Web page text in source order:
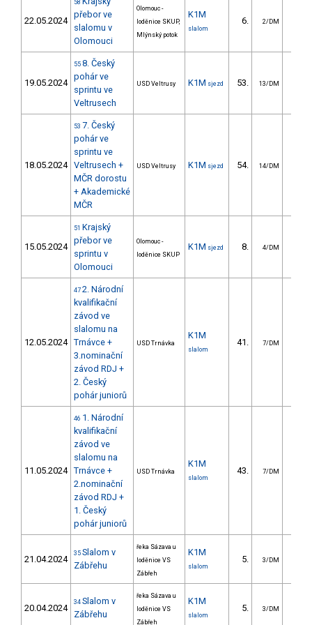
22.05.2024
58
přebor ve
slalomu v
Olomouci
Olomouc -
loděnice SKUP,
Mlýnský potok
K1M
slalom
6. 2/DM
19.05.2024
55 8. Český
pohár ve
sprintu ve
Veltrusech
USD Veltrusy K1M sjezd 53. 13/DM
18.05.2024
53 7. Český
pohár ve
sprintu ve
Veltrusech +
MČR dorostu
+ Akademické
MČR
USD Veltrusy K1M sjezd 54. 14/DM
15.05.2024
51 Krajský
přebor ve
sprintu v
Olomouci
Olomouc -
loděnice SKUP
K1M sjezd 8. 4/DM
12.05.2024
47 2. Národní
kvalifikační
závod ve
slalomu na
Trnávce +
3.nominační
závod RDJ +
2. Český
pohár juniorů
USD Trnávka
K1M
slalom
41. 7/DM
11.05.2024
46 1. Národní
kvalifikační
závod ve
slalomu na
Trnávce +
2.nominační
závod RDJ +
1. Český
pohár juniorů
USD Trnávka
K1M
slalom
43. 7/DM
21.04.2024
35 Slalom v
Zábřehu
řeka Sázava u
loděnice VS
Zábřeh
K1M
slalom
5. 3/DM
20.04.2024
34 Slalom v
Zábřehu
řeka Sázava u
loděnice VS
Zábřeh
K1M
slalom
5. 3/DM